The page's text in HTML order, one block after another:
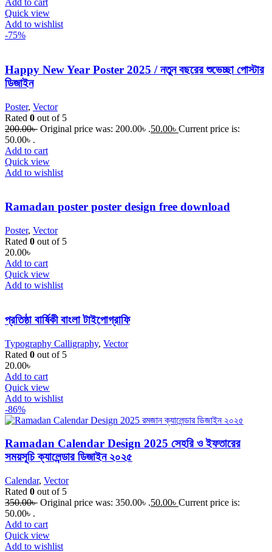
Add to cart
Quick view
Add to wishlist
-75%
Happy New Year Poster 2025 / নতুন বছরের শুভেচ্ছা পোস্টার
ডিজাইন
Poster, Vector
Rated 0 out of 5
200.00৳ Original price was: 200.00৳ .50.00৳ Current price is:
50.00৳ .
Add to cart
Quick view
Add to wishlist
Ramadan poster poster design free download
Poster, Vector
Rated 0 out of 5
20.00৳
Add to cart
Quick view
Add to wishlist
প্রতিষ্ঠা বার্ষিকী বাংলা টাইপোগ্রাফি
Typography Calligraphy, Vector
Rated 0 out of 5
20.00৳
Add to cart
Quick view
Add to wishlist
-86%
Ramadan Calendar Design 2025 সেহরি ও ইফতারের
সময়সূচি ক্যালেন্ডার ডিজাইন ২০২৫
Calendar, Vector
Rated 0 out of 5
350.00৳ Original price was: 350.00৳ .50.00৳ Current price is:
50.00৳ .
Add to cart
Quick view
Add to wishlist